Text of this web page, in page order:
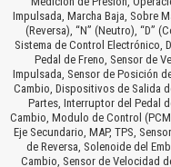
Impulsada, Marcha Baja, Sobre
(Reversa), “N” (Neutro), “D”
Sistema de Control Electrónico,
Pedal de Freno, Sensor de
Impulsada, Sensor de Posición
Cambio, Dispositivos de Salida
Partes, Interruptor del Pedal
Cambio, Modulo de Control
Eje Secundario, MAP, TPS,
de Reversa, Solenoide del
Cambio, Sensor de Velocidad